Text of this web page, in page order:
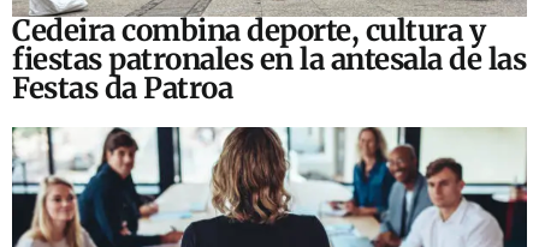
Cedeira combina deporte, cultura y
fiestas patronales en la antesala de las
Festas da Patroa